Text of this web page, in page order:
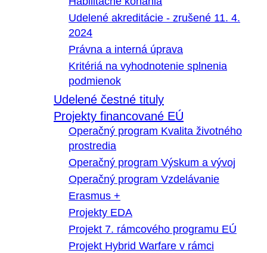
Udelené akreditácie - zrušené 11. 4.
2024
Právna a interná úprava
Kritériá na vyhodnotenie splnenia
podmienok
Udelené čestné tituly
Projekty financované EÚ
Operačný program Kvalita životného
prostredia
Operačný program Výskum a vývoj
Operačný program Vzdelávanie
Erasmus +
Projekty EDA
Projekt 7. rámcového programu EÚ
Projekt Hybrid Warfare v rámci